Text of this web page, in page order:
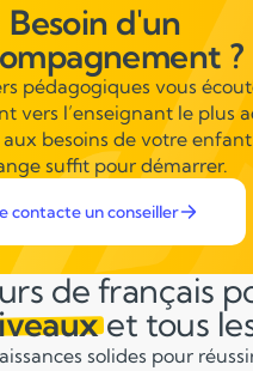
Besoin d'un
?
pédagogiques vous
vers l’enseignant le plus
besoins de votre
suffit pour démarrer.
contacte un conseiller
de français
et tous
solides pour